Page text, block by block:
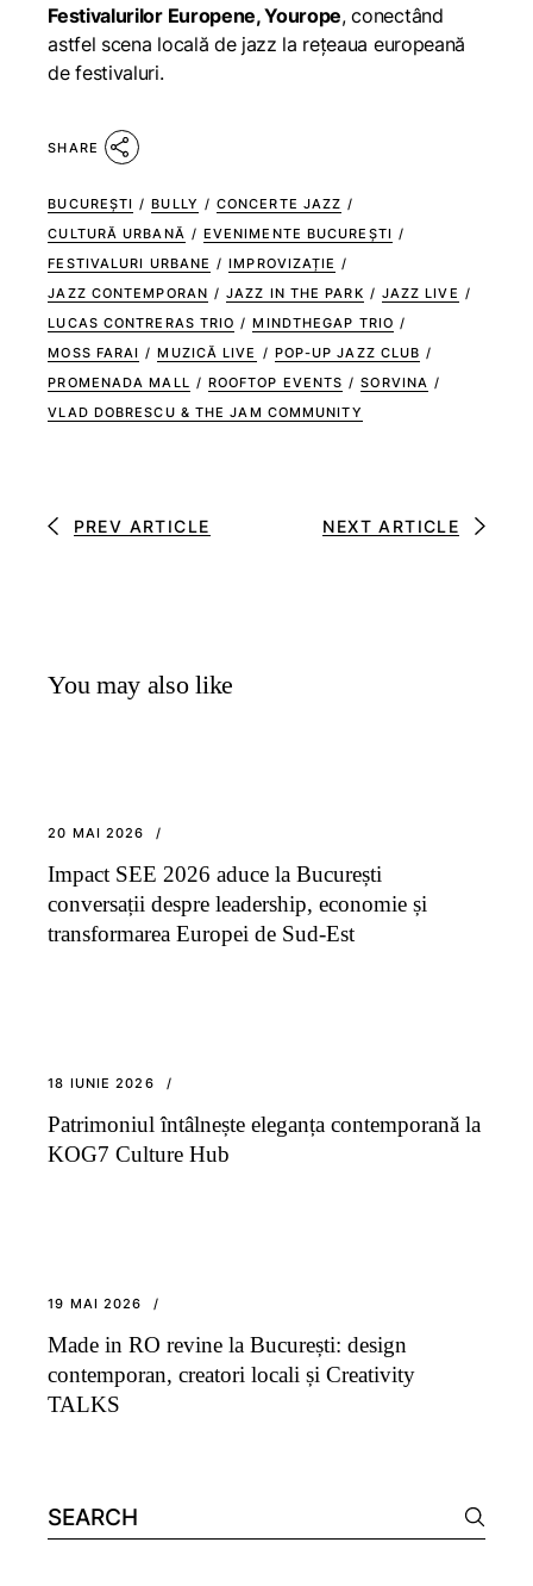
Festivalurilor Europene, Yourope, conectând
astfel scena locală de jazz la rețeaua europeană
de festivaluri.
SHARE
BUCUREȘTI / BULLY / CONCERTE JAZZ /
CULTURĂ URBANĂ / EVENIMENTE BUCUREȘTI /
FESTIVALURI URBANE / IMPROVIZAȚIE /
JAZZ CONTEMPORAN / JAZZ IN THE PARK / JAZZ LIVE /
LUCAS CONTRERAS TRIO / MINDTHEGAP TRIO /
MOSS FARAI / MUZICĂ LIVE / POP-UP JAZZ CLUB /
PROMENADA MALL
/ ROOFTOP EVENTS / SORVINA /
VLAD DOBRESCU & THE JAM COMMUNITY
PREV ARTICLE NEXT ARTICLE
You may also like
20 MAI 2026
Impact SEE 2026 aduce la București
conversații despre leadership, economie și
transformarea Europei de Sud-Est
18 IUNIE 2026
Patrimoniul întâlnește eleganța contemporană la
KOG7 Culture Hub
19 MAI 2026
Made in RO revine la București: design
contemporan, creatori locali și Creativity
TALKS
Search
for: